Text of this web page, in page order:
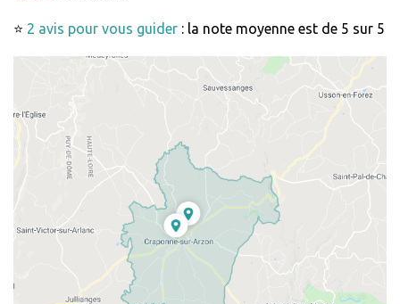
⭐ 2 avis pour vous guider : la note moyenne est de 5 sur 5